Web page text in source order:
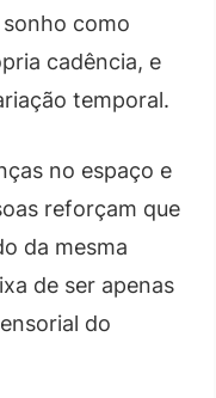
como
cadência, e
temporal.
no espaço e
reforçam que
da mesma
de ser apenas
do